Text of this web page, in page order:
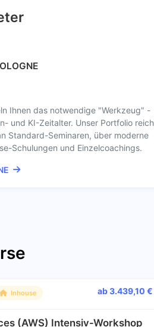
Ihnen das notwendige "Werkzeug" -
und KI-Zeitalter. Unser Portfolio
Standard-Seminaren, über moderne
Schulungen und Einzelcoachings.
Inhouse ab 3.439,10 €
(AWS) Intensiv-Workshop